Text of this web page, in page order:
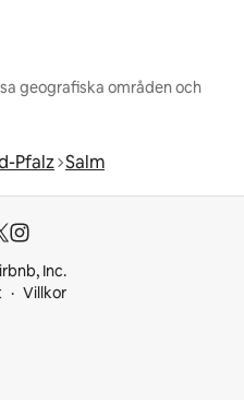
geografiska områden och
Pfalz Salm
Inc.
Villkor